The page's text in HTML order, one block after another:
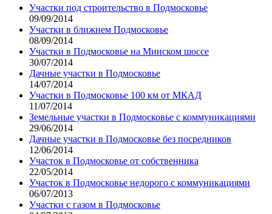
Участки под строительство в Подмосковье
09/09/2014
Участки в ближнем Подмосковье
08/09/2014
Участки в Подмосковье на Минском шоссе
30/07/2014
Дачные участки в Подмосковье
14/07/2014
Участки в Подмосковье 100 км от МКАД
11/07/2014
Земельные участки в Подмосковье с коммуникациями
29/06/2014
Дачные участки в Подмосковье без посредников
12/06/2014
Участок в Подмосковье от собственника
22/05/2014
Участок в Подмосковье недорого с коммуникациями
06/07/2013
Участки с газом в Подмосковье